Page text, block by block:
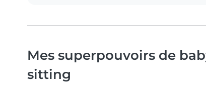
Mes superpouvoirs de
sitting